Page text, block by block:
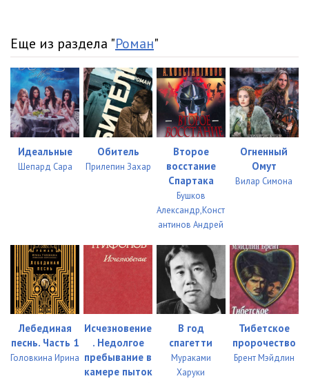
Еще из раздела "Роман"
Идеальные
Шепард Сара
Обитель
Прилепин Захар
Второе
восстание
Спартака
Бушков
Александр,Конст
антинов Андрей
Огненный
Омут
Вилар Симона
Лебединая
песнь. Часть 1
Головкина Ирина
Исчезновение
. Недолгое
пребывание в
камере пыток
В год
спагетти
Мураками
Харуки
Тибетское
пророчество
Брент Мэйдлин